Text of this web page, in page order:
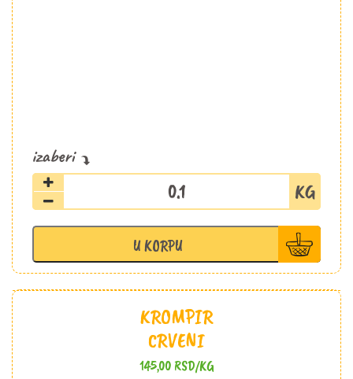
Šargarepa
količina
U KORPU
KROMPIR
CRVENI
145,00RSD/KG